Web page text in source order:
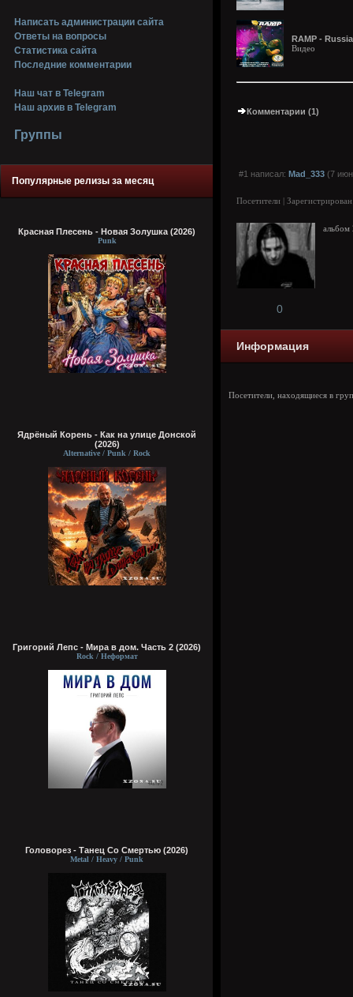
Написать администрации сайта
Ответы на вопросы
Статистика сайта
Последние комментарии
Наш чат в Telegram
Наш архив в Telegram
Группы
Популярные релизы за месяц
Красная Плесень - Новая Золушка (2026)
Punk
Ядрёный Корень - Как на улице Донской
(2026)
Alternative / Punk / Rock
Григорий Лепс - Мира в дом. Часть 2 (2026)
Rock / Неформат
Головорез - Tанец Со Смертью (2026)
Metal / Heavy / Punk
RAMP -
Видео
Комментарии (1)
#1 написал: Mad_333 (7
Посетители |
альбом
0
Информация
Посетители, находящиеся в